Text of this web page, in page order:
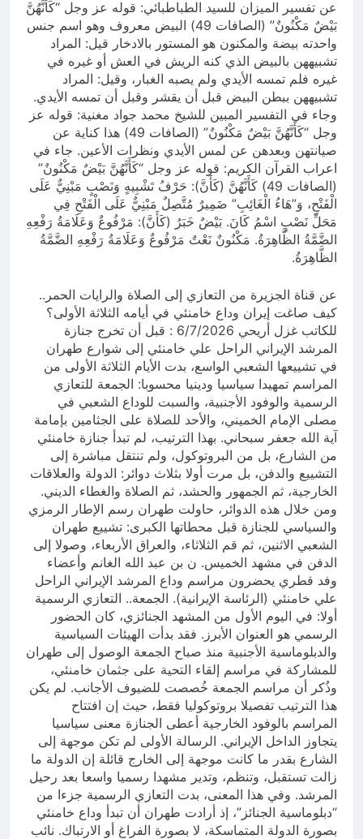
عن تفسير الميزان للسيد الطباطبائي: قوله عز وجل “كَأَنَّهُنَّ
بَيْضٌ مَكْنُونٌ” (الصافات 49) البيض معروف وهو اسم جنس
واحدته بيضة والمكنون هو المستور بالادخار قيل: المراد
تشبيههن بالبيض الذي كنه الريش في العش أو غيره في
غيره فلم تمسه الأيدي ولم يصبه الغبار، وقيل: المراد
تشبيههن ببطن البيض قبل أن يقشر وقبل أن تمسه الأيدي.
وجاء في التفسير المبين للشيخ محمد جواد مغنية: قوله عز
وجل “كَأَنَّهُنَّ بَيْضٌ مَكْنُونٌ” (الصافات 49) هذا كناية عن
صيانتهن وبعدهن عن لمس الأيدي ونظرات الأعين. جاء في
اعراب القرآن الكريم: قوله عز وجل “كَأَنَّهُنَّ بَيْضٌ مَكْنُونٌ”
(الصافات 49) كَأَنَّهُنَّ (كَأَنَّ): حَرْفُ تَشْبِيهٍ وَنَصْبٍ مَبْنِيٌّ عَلَى
الْفَتْحِ، وَ”هَاءُ الْغَائِبِ” ضَمِيرٌ مُتَّصِلٌ مَبْنِيٌّ عَلَى الْفَتْحِ فِي
مَحَلِّ نَصْبٍ اسْمُ كَانَ. بَيْضٌ خَبَرُ (كَأَنَّ): مَرْفُوعٌ وَعَلَامَةُ رَفْعِهِ
الضَّمَّةُ الظَّاهِرَةُ. مَكْنُونٌ نَعْتٌ مَرْفُوعٌ وَعَلَامَةُ رَفْعِهِ الضَّمَّةُ
الظَّاهِرَةُ.
عن قناة الجزيرة من التعازي إلى الصلاة والرايات الحمر..
كيف صاغت إيران وداع خامنئي في أيامه الثلاثة الأولى؟
للكاتب غزل أريحي 6/7/2026 : قبل أن تخرج جنازة
المرشد الإيراني الراحل علي خامنئي إلى شوارع طهران
في تشييعها الشعبي الواسع، بدت الأيام الثلاثة الأولى من
المراسم تمهيدا سياسيا ودينيا محسوبا: الجمعة للتعازي
الرسمية والوفود الأجنبية، والسبت للوداع الشعبي في
مصلى الإمام الخميني، والأحد للصلاة على الجثامين بإمامة
آية الله جعفر سبحاني. بهذا الترتيب، لم تبدأ جنازة خامنئي
من الشارع، بل من البروتوكول، ولم تنتقل مباشرة إلى
التشييع والدفن، بل مرت أولا بثلاث دوائر: الدولة والعلاقات
الخارجية، ثم الجمهور والحشد، ثم الصلاة والغطاء الديني.
ومن خلال هذه الدوائر، حاولت طهران رسم الإطار الرمزي
والسياسي للجنازة قبل محطاتها الكبرى: تشييع طهران
الشعبي الاثنين، ثم قم الثلاثاء، والعراق الأربعاء، وصولا إلى
الدفن في مشهد الخميس. ن بن عبد الله الغانم وأعضاء
وفد قطري يحضرون مراسم وداع المرشد الإيراني الراحل
علي خامنئي (الرئاسة الإيرانية). الجمعة.. التعازي الرسمية
أولا: في اليوم الأول من المشهد الجنائزي، كان الحضور
الرسمي هو العنوان الأبرز. فقد بدأت الهيئات السياسية
والدبلوماسية الأجنبية منذ صباح الجمعة الوصول إلى طهران
للمشاركة في مراسم إلقاء التحية على جثمان خامنئي،
وذُكر أن مراسم الجمعة خُصصت للضيوف الأجانب. لم يكن
هذا الترتيب تفصيلا بروتوكوليا فقط، حيث إن افتتاح
المراسم بالوفود الخارجية أعطى الجنازة معنى سياسيا
يتجاوز الداخل الإيراني. الرسالة الأولى لم تكن موجهة إلى
الشارع بقدر ما كانت موجهة إلى الخارج قائلة إن الدولة ما
زالت تستقبل، وتنظم، وتدير مشهدا رسميا واسعا بعد رحيل
المرشد. وفي هذا المعنى، بدت التعازي الرسمية جزءا من
“دبلوماسية الجنائز”، إذ أرادت طهران أن تبدأ وداع خامنئي
بصورة الدولة المتماسكة، لا بصورة الفراغ أو الارتباك. نائب